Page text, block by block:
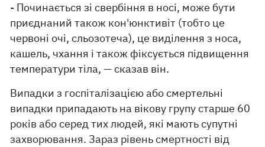
- Починається зі свербіння в носі, може бути
приєднаний також кон'юнктивіт (тобто це
червоні очі, сльозотеча), це виділення з носа,
кашель, чхання і також фіксується підвищення
температури тіла, — сказав він.
Випадки з госпіталізацією або смертельні
випадки припадають на вікову групу старше 60
років або серед тих людей, які мають супутні
захворювання. Зараз рівень смертності від